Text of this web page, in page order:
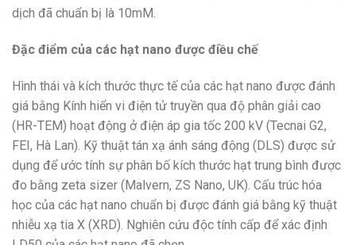
dịch đã chuẩn bị là 10mM.
Đặc điểm của các hạt nano được điều chế
Hình thái và kích thước thực tế của các hạt nano được đánh
giá bằng Kính hiển vi điện tử truyền qua độ phân giải cao
(HR-TEM) hoạt động ở điện áp gia tốc 200 kV (Tecnai G2,
FEI, Hà Lan). Kỹ thuật tán xạ ánh sáng động (DLS) được sử
dụng để ước tính sự phân bố kích thước hạt trung bình được
đo bằng zeta sizer (Malvern, ZS Nano, UK). Cấu trúc hóa
học của các hạt nano chuẩn bị được đánh giá bằng kỹ thuật
nhiễu xạ tia X (XRD). Nghiên cứu độc tính cấp để xác định